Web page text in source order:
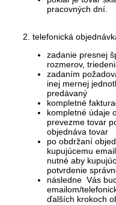
pracovných dní.
2. telefonická
zadanie presnej
rozmerov,
zadaním
inej mernej
predávaný
kompletné
kompletné údaje
prevezme tovar
objednáva tovar
po obdržaní
kupujúcemu
nutné aby
potvrdenie
následne Vás
emailom/
ďalších krokoch